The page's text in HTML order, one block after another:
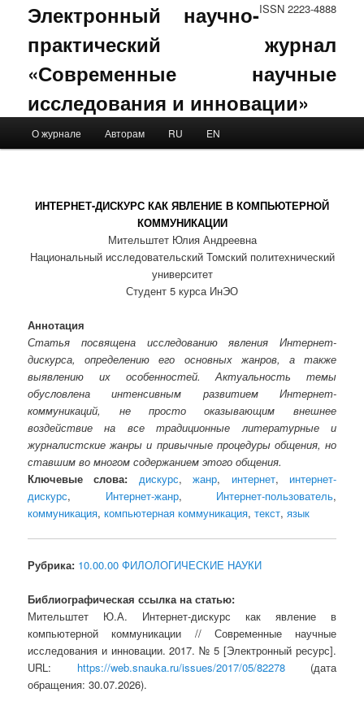
ISSN 2223-4888
Электронный научно-
практический журнал
«Современные научные
исследования и инновации»
Skip to primary content
Skip to secondary content
О журнале Авторам RU EN
ИНТЕРНЕТ-ДИСКУРС КАК ЯВЛЕНИЕ В КОМПЬЮТЕРНОЙ
КОММУНИКАЦИИ
Мительштет Юлия Андреевна
Национальный исследовательский Томский политехнический
университет
Студент 5 курса ИнЭО
Аннотация
Статья посвящена исследованию явления Интернет-
дискурса, определению его основных жанров, а также
выявлению их особенностей. Актуальность темы
обусловлена интенсивным развитием Интернет-
коммуникаций, не просто оказывающим внешнее
воздействие на все традиционные литературные и
журналистские жанры и привычные процедуры общения, но
ставшим во многом содержанием этого общения.
Ключевые слова:
дискурс,жанр, интернет, интернет-
дискурс, Интернет-жанр, Интернет-пользователь,
коммуникация,компьютерная коммуникация,текст,язык
Рубрика: 10.00.00 ФИЛОЛОГИЧЕСКИЕ НАУКИ
Библиографическая ссылка на статью:
Мительштет Ю.А. Интернет-дискурс как явление в
компьютерной коммуникации // Современные научные
исследования и инновации. 2017. № 5 [Электронный ресурс].
URL: https://web.snauka.ru/issues/2017/05/82278(дата
обращения: 30.07.2026).